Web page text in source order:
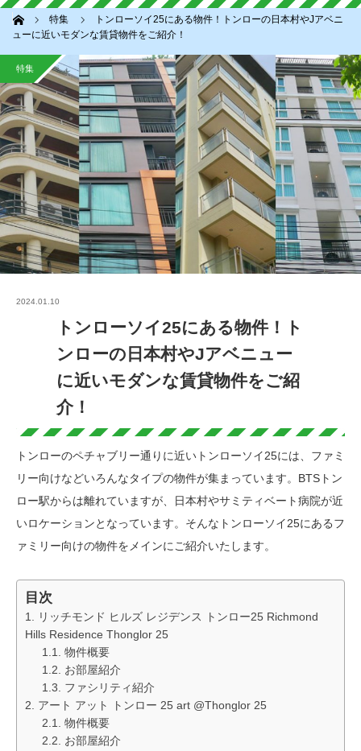
ホーム 特集
トンローソイ25にある物件！トンローの日本村やJアベニ
ューに近いモダンな賃貸物件をご紹介！
特集
2024.01.10
トンローソイ25にある物件！ト
ンローの日本村やJアベニュー
に近いモダンな賃貸物件をご紹
介！
トンローのペチャブリー通りに近いトンローソイ25には、ファミ
リー向けなどいろんなタイプの物件が集まっています。BTSトン
ロー駅からは離れていますが、日本村やサミティベート病院が近
いロケーションとなっています。そんなトンローソイ25にあるフ
ァミリー向けの物件をメインにご紹介いたします。
目次
リッチモンド ヒルズ レジデンス トンロー25 Richmond
Hills Residence Thonglor 25
物件概要
お部屋紹介
ファシリティ紹介
アート アット トンロー 25 art @Thonglor 25
物件概要
お部屋紹介